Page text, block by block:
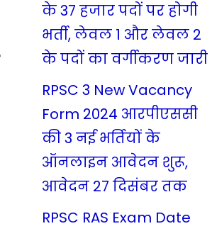
के 37 हजार पदों पर होगी
भर्ती, लेवल 1 और लेवल 2
के पदों का वर्गीकरण जारी
RPSC 3 New Vacancy
Form 2024 आरपीएससी
की 3 नई भर्तियों के
ऑनलाइन आवेदन शुरू,
आवेदन 27 दिसंबर तक
RPSC RAS Exam Date